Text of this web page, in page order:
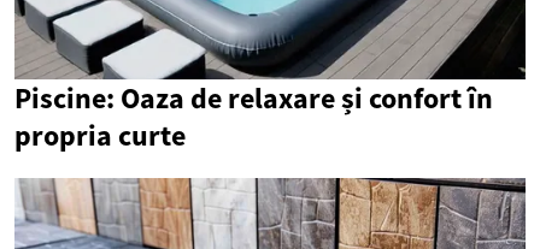
Piscine: Oaza de relaxare și confort în
propria curte